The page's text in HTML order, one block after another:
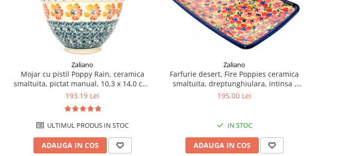
Zaliano
Mojar cu pistil Poppy Rain, ceramica
smaltuita, pictat manual, 10,3 x 14,0 cm,
volum 0,65 L
193,19 Lei
ULTIMUL PRODUS IN STOC
ADAUGA IN COS
Zaliano
Farfurie desert, Fire Poppies ceramica
smaltuita, dreptunghiulara, intinsa ,
pictata manual, 22,0 x 15,0 cm
195,00 Lei
IN STOC
ADAUGA IN COS